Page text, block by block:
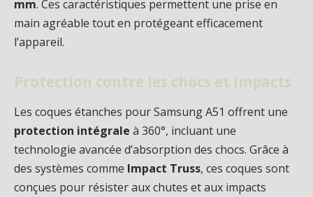
mm. Ces caractéristiques permettent une prise en
main agréable tout en protégeant efficacement
l’appareil.
Protection contre les chocs et impacts
Les coques étanches pour Samsung A51 offrent une
protection intégrale à 360°, incluant une
technologie avancée d’absorption des chocs. Grâce à
des systèmes comme Impact Truss, ces coques sont
conçues pour résister aux chutes et aux impacts